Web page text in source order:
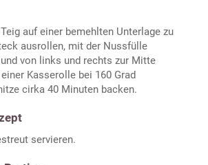
auf einer bemehlten Unterlage zu
ausrollen, mit der Nussfülle
von links und rechts zur Mitte
Kasserolle bei 160 Grad
cirka 40 Minuten backen.
servieren.